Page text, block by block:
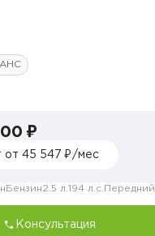
₽
от 45 547 ₽/мес
Бензин2.5 л. 194 л.с. Передний
Консультация